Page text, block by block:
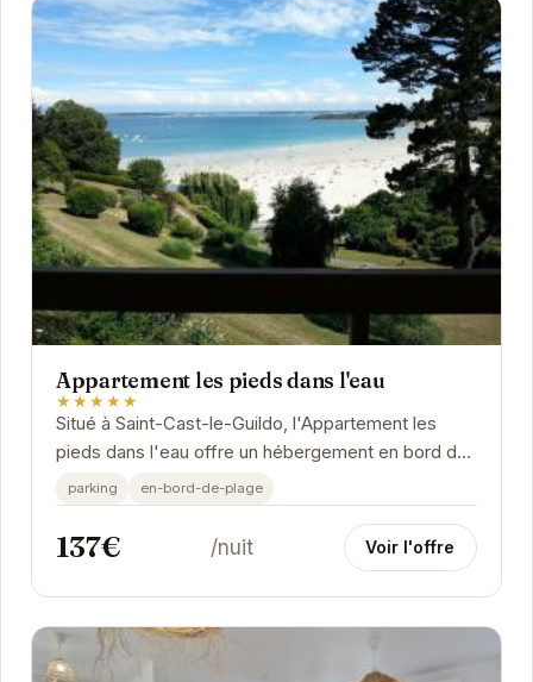
Appartement les pieds dans l'eau
★★★★★
Situé à Saint-Cast-le-Guildo, l'Appartement les
pieds dans l'eau offre un hébergement en bord de
mer avec un accès direct à la plage. Cet...
parking en-bord-de-plage
137€ /nuit Voir l'offre